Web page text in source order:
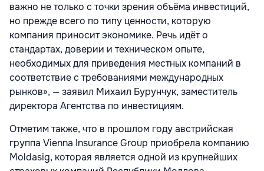
важно не только с точки зрения объёма инвестиций,
но прежде всего по типу ценности, которую
компания приносит экономике. Речь идёт о
стандартах, доверии и техническом опыте,
необходимых для приведения местных компаний в
соответствие с требованиями международных
рынков», — заявил Михаил Бурунчук, заместитель
директора Агентства по инвестициям.
Отметим также, что в прошлом году австрийская
группа Vienna Insurance Group приобрела компанию
Moldasig, которая является одной из крупнейших